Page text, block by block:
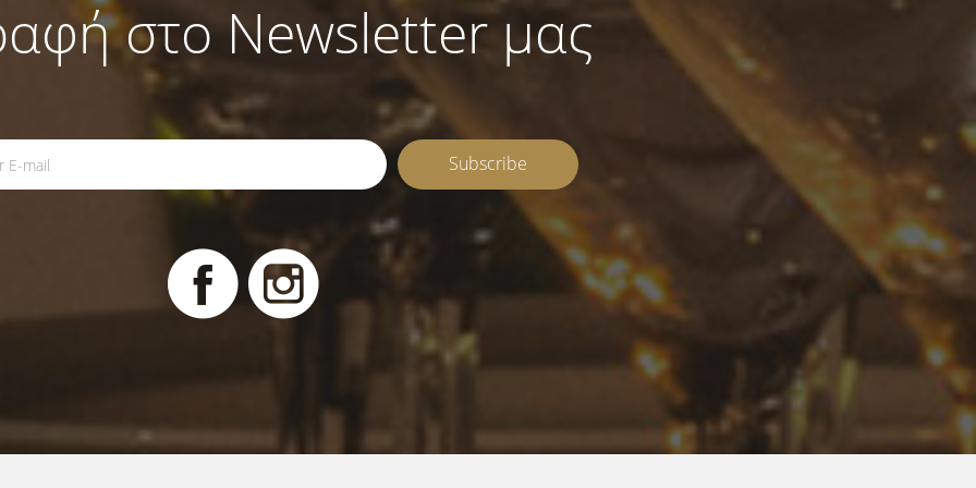
στο Newsletter μας
Subscribe